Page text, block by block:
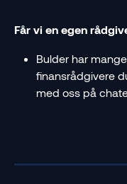
Får vi en egen
Bulder har
finansrådgivere
med oss på